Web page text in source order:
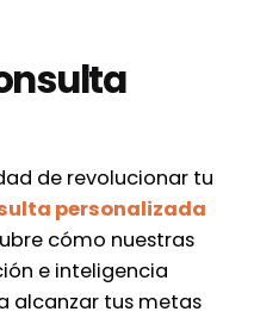
de revolucionar tu
personalizada
cómo nuestras
e inteligencia
alcanzar tus metas